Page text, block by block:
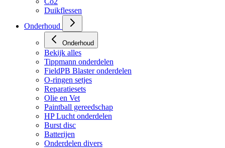
Flesbescherming
Co2
Duikflessen
Onderhoud
Onderhoud
Bekijk alles
Tippmann onderdelen
FieldPB Blaster onderdelen
O-ringen setjes
Reparatiesets
Olie en Vet
Paintball gereedschap
HP Lucht onderdelen
Burst disc
Batterijen